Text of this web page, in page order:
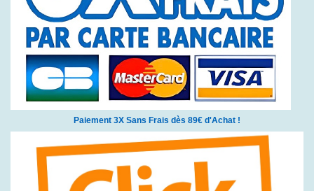
Paiement 3X Sans Frais dès 89€ d'Achat !